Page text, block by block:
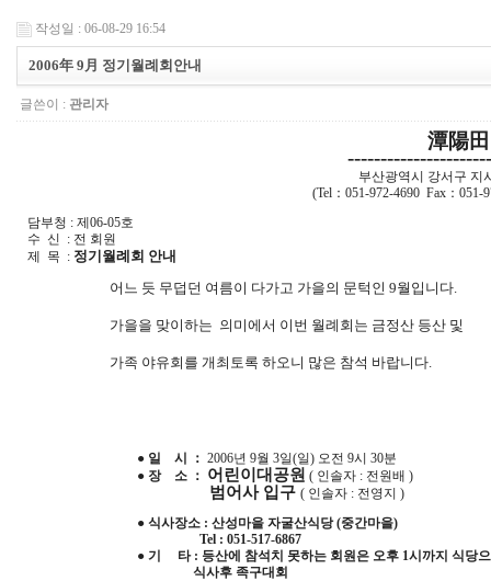
작성일 : 06-08-29 16:54
2006年 9月 정기월례회안내
글쓴이 : 관리자
潭陽
부산광역시 강서구 지
(Tel：051-972-4690 Fax：051-
담부청 : 제06-05호
수 신 : 전 회원
제 목 : 정기월례회 안내
어느 듯 무덥던 여름이 다가고 가을의 문턱인 9월입니다.
가을을 맞이하는 의미에서 이번 월례회는 금정산 등산 및
가족 야유회를 개최토록 하오니 많은 참석 바랍니다.
● 일 시 ： 2006년 9월 3일(일) 오전 9시 30분
● 장 소 ： 어린이대공원 ( 인솔자 : 전원배 )
범어사 입구 ( 인솔자 : 전영지 )
● 식사장소 : 산성마을 자굴산식당 (중간마을)
Tel : 051-517-6867
● 기 타 : 등산에 참석치 못하는 회원은 오후 1시까지 식당
식사후 족구대회